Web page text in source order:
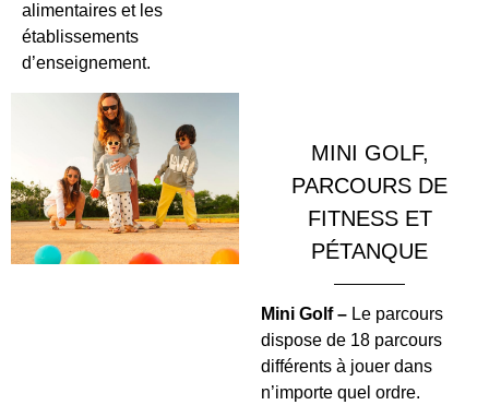
alimentaires et les
établissements
d’enseignement.
MINI GOLF,
PARCOURS DE
FITNESS ET
PÉTANQUE
Mini Golf – Le parcours
dispose de 18 parcours
différents à jouer dans
n’importe quel ordre.